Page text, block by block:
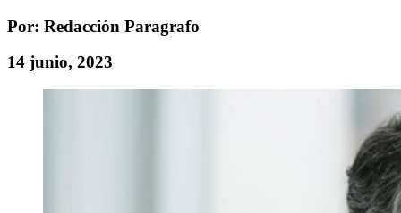
Por: Redacción Paragrafo
14 junio, 2023